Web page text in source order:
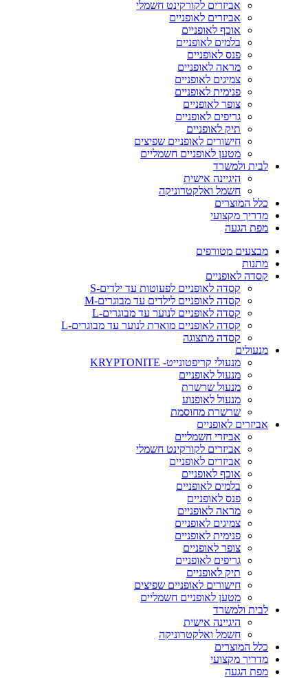
אביזרים לקורקינט חשמלי
אביזרים לאופניים
אוכף לאופניים
בלמים לאופניים
פנס לאופניים
מראה לאופניים
צמיגים לאופניים
פנימית לאופניים
צופר לאופניים
גריפים לאופניים
תיק לאופניים
חישורים לאופניים שפיצים
מטען לאופניים חשמליים
לבית ולמשרד
היגיינה אישית
חשמל ואלקטרוניקה
כלל המוצרים
מדריך מקצועי
מפת הגעה
מבצעים מטורפים
מתנות
קסדה לאופניים
קסדה לאופניים לפעוטות עד ילדים-S
קסדה לאופניים לילדים עד מבוגרים-M
קסדה לאופניים לנוער עד מבוגרים-L
קסדה לאופניים מוארת לנוער עד מבוגרים-L
קסדה מתצוגה
מנעולים
מנעולי קריפטונייט- KRYPTONITE
מנעול לאופניים
מנעול שרשרת
מנעול לאופנוע
שרשרת מחוסמת
אביזרים לאופניים
אביזרי חשמליים
אביזרים לקורקינט חשמלי
אביזרים לאופניים
אוכף לאופניים
בלמים לאופניים
פנס לאופניים
מראה לאופניים
צמיגים לאופניים
פנימית לאופניים
צופר לאופניים
גריפים לאופניים
תיק לאופניים
חישורים לאופניים שפיצים
מטען לאופניים חשמליים
לבית ולמשרד
היגיינה אישית
חשמל ואלקטרוניקה
כלל המוצרים
מדריך מקצועי
מפת הגעה